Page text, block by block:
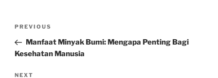
Previous
Post
PREVIOUS
Manfaat Minyak Bumi: Mengapa Penting Bagi
Kesehatan Manusia
Next
NEXT